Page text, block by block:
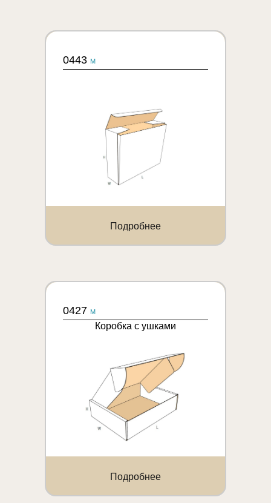
0443 M
Подробнее
0427 M
Коробка с ушками
Подробнее